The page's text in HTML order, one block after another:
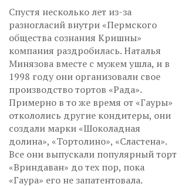
Спустя несколько лет из-за
разногласий внутри «Пермского
общества сознания Кришны»
компания раздробилась. Наталья
Минязова вместе с мужем ушла, и в
1998 году они организовали свое
производство тортов «Рада».
Примерно в то же время от «Гауры»
откололись другие кондитеры, они
создали марки «Шоколадная
долина», «Тортолино», «Сластена».
Все они выпускали популярный торт
«Вриндаван» до тех пор, пока
«Гаура» его не запатентовала.